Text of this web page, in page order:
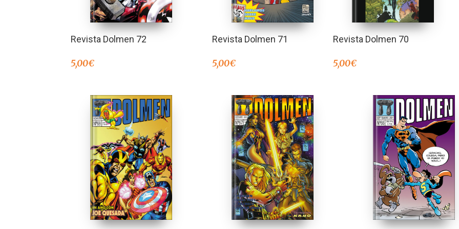
Revista Dolmen 72
5,00€
Revista Dolmen 71
5,00€
Revista Dolmen 70
5,00€